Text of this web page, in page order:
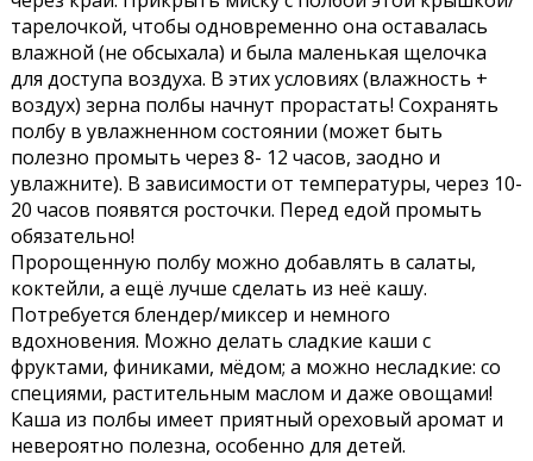
тарелочкой, чтобы одновременно она оставалась
влажной (не обсыхала) и была маленькая щелочка
для доступа воздуха. В этих условиях (влажность +
воздух) зерна полбы начнут прорастать! Сохранять
полбу в увлажненном состоянии (может быть
полезно промыть через 8- 12 часов, заодно и
увлажните). В зависимости от температуры, через 10-
20 часов появятся росточки. Перед едой промыть
обязательно!
Пророщенную полбу можно добавлять в салаты,
коктейли, а ещё лучше сделать из неё кашу.
Потребуется блендер/миксер и немного
вдохновения. Можно делать сладкие каши с
фруктами, финиками, мёдом; а можно несладкие: со
специями, растительным маслом и даже овощами!
Каша из полбы имеет приятный ореховый аромат и
невероятно полезна, особенно для детей.